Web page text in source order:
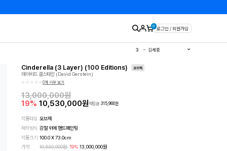
0 로그인 / 회원가입
2
김경희
3
김세중
6
Cinderella (3 Layer) (100 Editions) 오브제
데이비드 걸스타인 (David Gerstein)
0개 리뷰 보기
13,000,000원
19% 10,530,000원적립금 315,900원
작품타입 오브제
제작방식 강철 위에 핸드페인팅
작품크기 100.0X73.0cm
가격
10,530,000원 19%13,000,000원